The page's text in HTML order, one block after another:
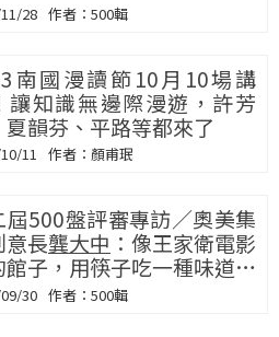
28 500輯
南國漫讀節10月10場講
讓知識無邊際漫遊，許芳
夏韻芬、平路等都來了
11 顏甫珉
屆500盤評審專訪／奧美集
意長龔大中 ：像王家衛電影
館子，用筷子吃一種味道和
30 500輯